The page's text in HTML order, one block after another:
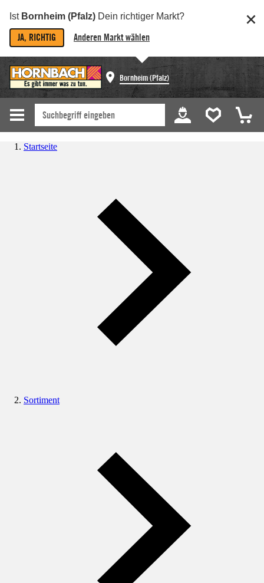
Ist Bornheim (Pfalz) Dein richtiger Markt?
JA, RICHTIG Anderen Markt wählen
Bornheim (Pfalz)
Startseite
Sortiment